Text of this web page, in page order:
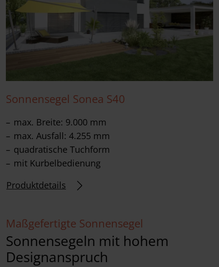
Sonnensegel Sonea S40
max. Breite: 9.000 mm
max. Ausfall: 4.255 mm
quadratische Tuchform
mit Kurbelbedienung
Produktdetails
Maßgefertigte Sonnensegel
Sonnensegeln mit hohem
Designanspruch